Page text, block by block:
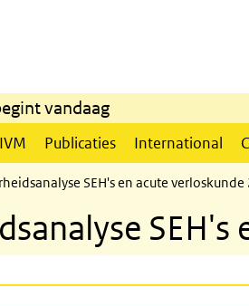
vandaag
Publicaties International
SEH's en acute